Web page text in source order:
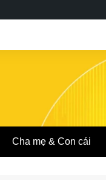
Cha mẹ & Con cái